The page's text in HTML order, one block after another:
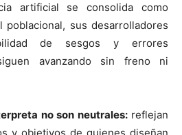
artificial se consolida como
poblacional, sus desarrolladores
de sesgos y errores
avanzando sin freno ni
no son neutrales:reflejan